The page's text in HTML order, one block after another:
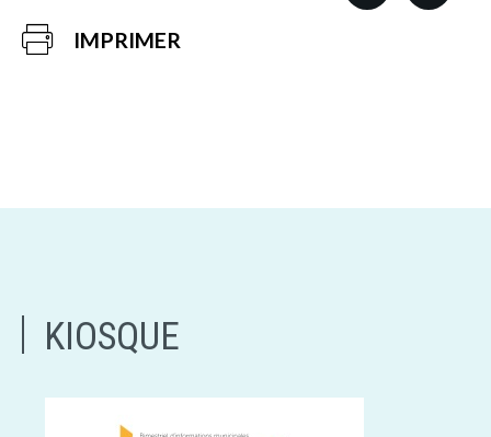
IMPRIMER
KIOSQUE